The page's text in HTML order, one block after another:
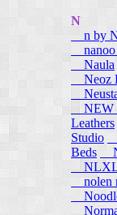
N
n by
nanoo
Naula
Neoz
NEW
Leathers
Studio
Beds
nolen